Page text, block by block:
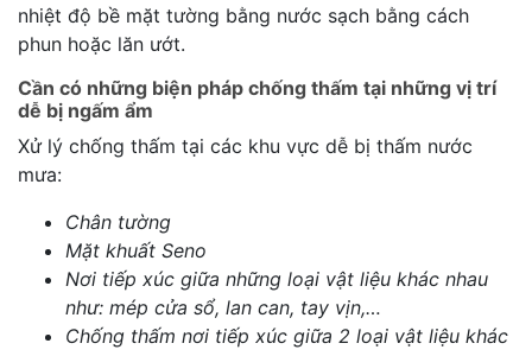
nhiệt độ bề mặt tường bằng nước sạch bằng cách
phun hoặc lăn ướt.
Cần có những biện pháp chống thấm tại những vị trí
dễ bị ngấm ẩm
Xử lý chống thấm tại các khu vực dễ bị thấm nước
mưa:
Chân tường
Mặt khuất Seno
Nơi tiếp xúc giữa những loại vật liệu khác nhau
như: mép cửa sổ, lan can, tay vịn,…
Chống thấm nơi tiếp xúc giữa 2 loại vật liệu khác